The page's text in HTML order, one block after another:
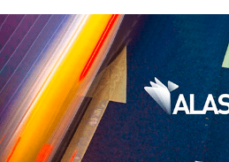
n
g
u